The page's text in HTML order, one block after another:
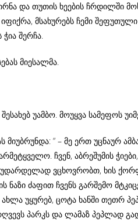
და თუთის ხეების ჩრდილში
მსახურებს ჩემი
შერჩა.
მიესალმა.
უამბო. მოუყვა სამეფოს
მიუბრუნდა: “ – მე ერთ უცნაურ
ჩვენ, აბრეშუმის
უდარდელად ვცხოვრობთ, ხის
ძაფით ჩვენს გარშემო
უყურებ, ცოტა ხანში თეთრ
პარკს და ლამაზ პეპლად